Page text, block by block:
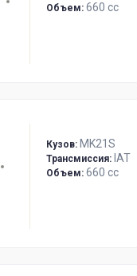
Объем: 660 сс
Кузов: MK21S
Трансмиссия: IAT
Объем: 660 сс